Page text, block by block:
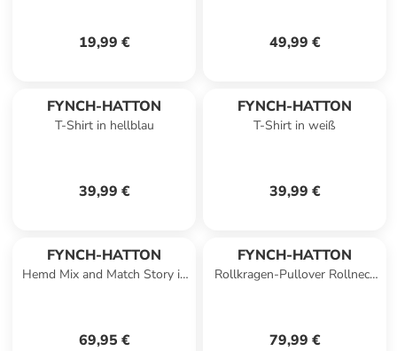
19,99 € 49,99 €
FYNCH-HATTON
T-Shirt in hellblau
39,99 €
FYNCH-HATTON
T-Shirt in weiß
39,99 €
FYNCH-HATTON
Hemd Mix and Match Story in
69,95 €
FYNCH-HATTON
Rollkragen-Pullover Rollneck
79,99 €